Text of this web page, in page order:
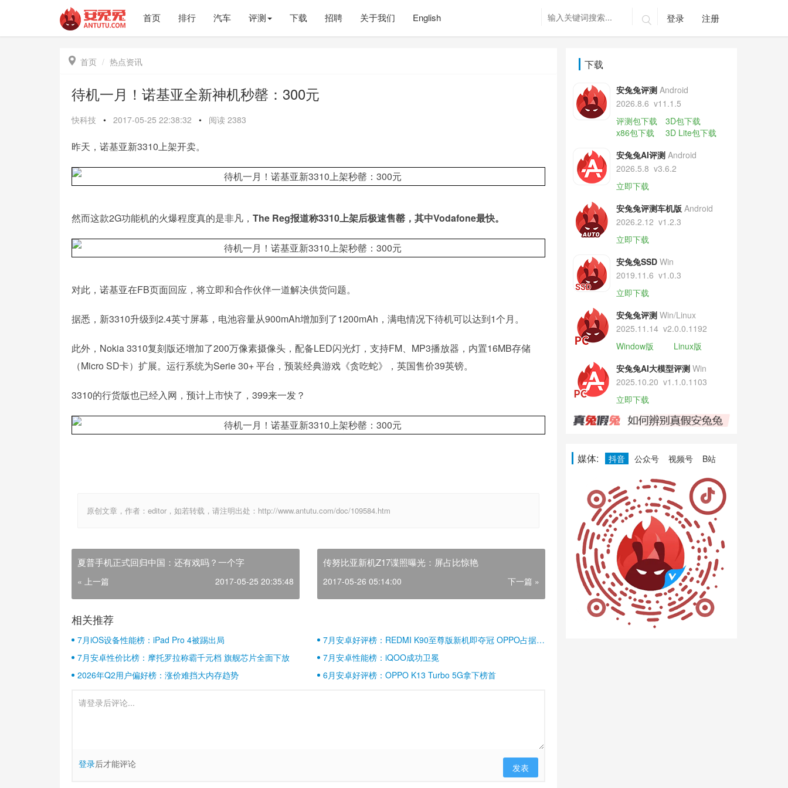
首页 排行 汽车 评测 下载 招聘 关于我们 English  登录 注册
 首页 热点资讯
待机一月！诺基亚全新神机秒罄：300元
快科技 • 2017-05-25 22:38:32 • 阅读 2383
昨天，诺基亚新3310上架开卖。
然而这款2G功能机的火爆程度真的是非凡， The Reg报道称3310上架后极速售罄，其中Vodafone最快。
对此，诺基亚在FB页面回应，将立即和合作伙伴一道解决供货问题。
据悉，新3310升级到2.4英寸屏幕，电池容量从900mAh增加到了1200mAh，满电情况下待机可以达到1个月。
此外，Nokia 3310复刻版还增加了200万像素摄像头，配备LED闪光灯，支持FM、MP3播放器，内置16MB存储
（Micro SD卡）扩展。运行系统为Serie 30+ 平台，预装经典游戏《贪吃蛇》，英国售价39英镑。
3310的行货版也已经入网，预计上市快了，399来一发？
原创文章，作者：editor，如若转载，请注明出处：http://www.antutu.com/doc/109584.htm
夏普手机正式回归中国：还有戏吗？一个字
« 上一篇 2017-05-25 20:35:48
传努比亚新机Z17谍照曝光：屏占比惊艳
2017-05-26 05:14:00 下一篇 »
相关推荐
7月iOS设备性能榜：iPad Pro 4被踢出局
7月安卓好评榜：REDMI K90至尊版新机即夺冠 OPPO占据半
壁江山
7月安卓性价比榜：摩托罗拉称霸千元档 旗舰芯片全面下放
7月安卓性能榜：iQOO成功卫冕
2026年Q2用户偏好榜：涨价难挡大内存趋势
6月安卓好评榜：OPPO K13 Turbo 5G拿下榜首
登录后才能评论 发表
下载
安兔兔评测 Android
2026.8.6 v11.1.5
评测包下载
3D包下载
x86包下载
3D Lite包下载
安兔兔AI评测 Android
2026.5.8 v3.6.2
立即下载
安兔兔评测车机版 Android
2026.2.12 v1.2.3
立即下载
安兔兔SSD Win
2019.11.6 v1.0.3
立即下载
安兔兔评测 Win/Linux
2025.11.14 v2.0.0.1192
Window版
Linux版
安兔兔AI大模型评测 Win
2025.10.20 v1.1.0.1103
立即下载
媒体: 抖音 公众号 视频号 B站